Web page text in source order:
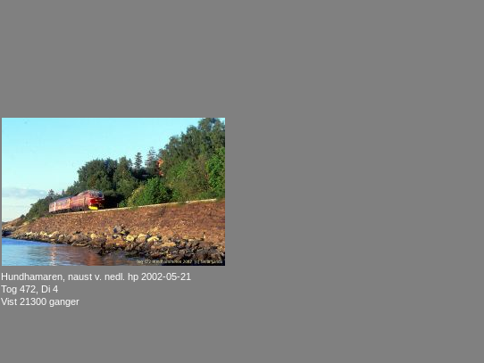
Hundhamaren, naust v. nedl. hp 2002-05-21
Tog 472, Di 4
Vist 21300 ganger